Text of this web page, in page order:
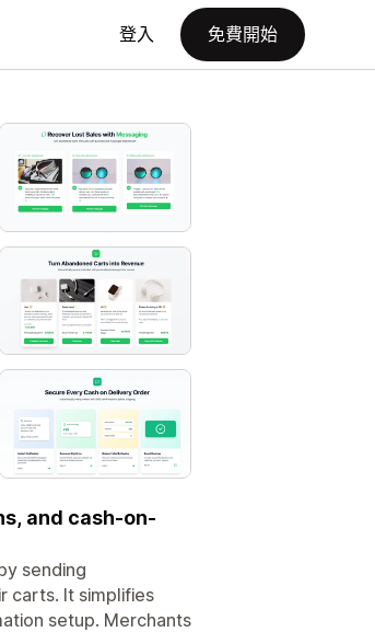
登入 免費開始
and cash-on-
sending
carts. It simplifies
setup. Merchants